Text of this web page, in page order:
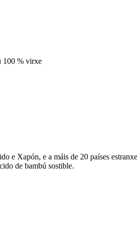
e Xapón, e a máis de 20 países
de bambú sostible.